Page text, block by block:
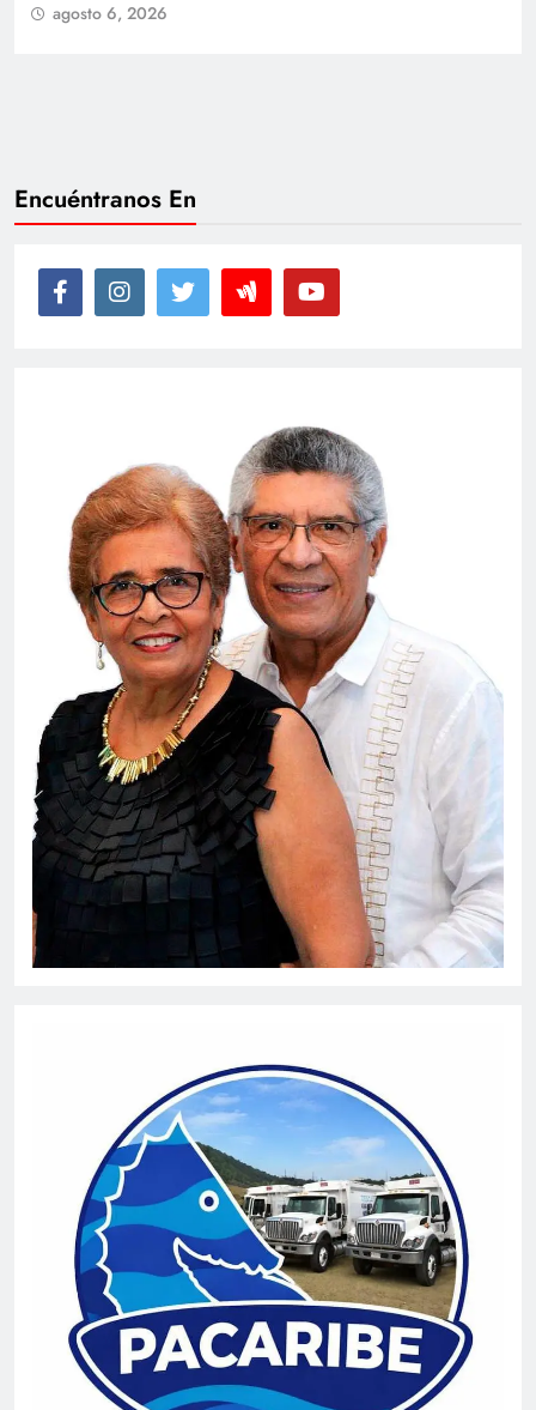
agosto 6, 2026
Encuéntranos En